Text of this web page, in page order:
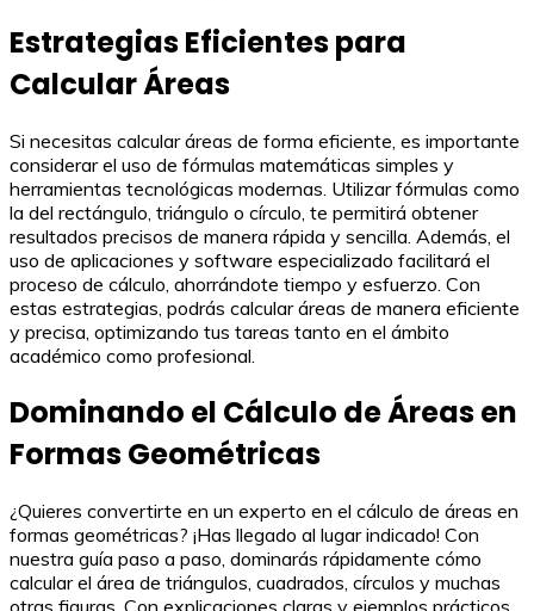
Estrategias Eficientes para
Calcular Áreas
Si necesitas calcular áreas de forma eficiente, es importante
considerar el uso de fórmulas matemáticas simples y
herramientas tecnológicas modernas. Utilizar fórmulas como
la del rectángulo, triángulo o círculo, te permitirá obtener
resultados precisos de manera rápida y sencilla. Además, el
uso de aplicaciones y software especializado facilitará el
proceso de cálculo, ahorrándote tiempo y esfuerzo. Con
estas estrategias, podrás calcular áreas de manera eficiente
y precisa, optimizando tus tareas tanto en el ámbito
académico como profesional.
Dominando el Cálculo de Áreas en
Formas Geométricas
¿Quieres convertirte en un experto en el cálculo de áreas en
formas geométricas? ¡Has llegado al lugar indicado! Con
nuestra guía paso a paso, dominarás rápidamente cómo
calcular el área de triángulos, cuadrados, círculos y muchas
otras figuras. Con explicaciones claras y ejemplos prácticos,